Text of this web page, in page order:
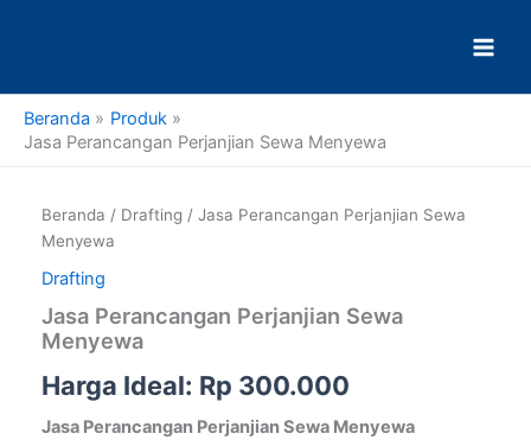
Beranda
Produk
Jasa Perancangan Perjanjian Sewa Menyewa
Beranda / Drafting / Jasa Perancangan Perjanjian Sewa
Menyewa
Drafting
Jasa Perancangan Perjanjian Sewa
Menyewa
Harga Ideal: Rp 300.000
Jasa Perancangan Perjanjian Sewa Menyewa
Perancangan
Perjanjian
Sewa
Menyewa